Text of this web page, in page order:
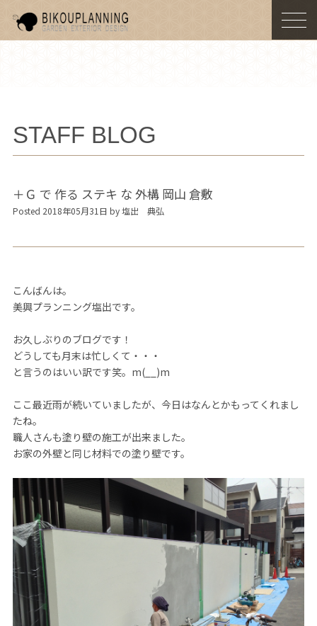
STAFF BLOG
＋Ｇ で 作る ステキ な 外構 岡山 倉敷
Posted 2018年05月31日 by 塩出 典弘
こんばんは。
美興プランニング塩出です。
お久しぶりのブログです！
どうしても月末は忙しくて・・・
と言うのはいい訳です笑。m(__)m
ここ最近雨が続いていましたが、今日はなんとかもってくれまし
たね。
職人さんも塗り壁の施工が出来ました。
お家の外壁と同じ材料での塗り壁です。